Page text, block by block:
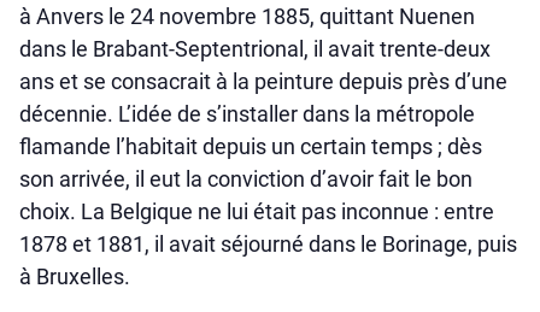
à Anvers le 24 novembre 1885, quittant Nuenen
dans le Brabant-Septentrional, il avait trente-deux
ans et se consacrait à la peinture depuis près d’une
décennie. L’idée de s’installer dans la métropole
flamande l’habitait depuis un certain temps ; dès
son arrivée, il eut la conviction d’avoir fait le bon
choix. La Belgique ne lui était pas inconnue : entre
1878 et 1881, il avait séjourné dans le Borinage, puis
à Bruxelles.